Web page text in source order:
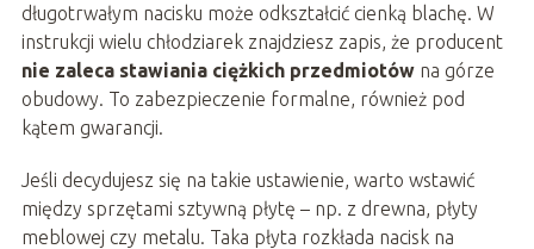
długotrwałym nacisku może odkształcić cienką blachę. W
instrukcji wielu chłodziarek znajdziesz zapis, że producent
nie zaleca stawiania ciężkich przedmiotówna górze
obudowy. To zabezpieczenie formalne, również pod
kątem gwarancji.
Jeśli decydujesz się na takie ustawienie, warto wstawić
między sprzętami sztywną płytę – np. z drewna, płyty
meblowej czy metalu. Taka płyta rozkłada nacisk na